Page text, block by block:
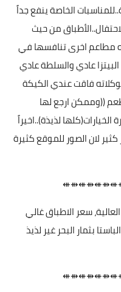
الخاصة ينفع جداً
من حيث
مطاعم اخرى تنافسها في
عادي والسلطة عادي
فاقت عندي الكيكة
((وممكن ارجع لها
لذيذة)..اخيراً
اصور كثير لان الصور للموقع كثيرة
سعر الاطباق غالي
بثمار البحر غير لذيذ